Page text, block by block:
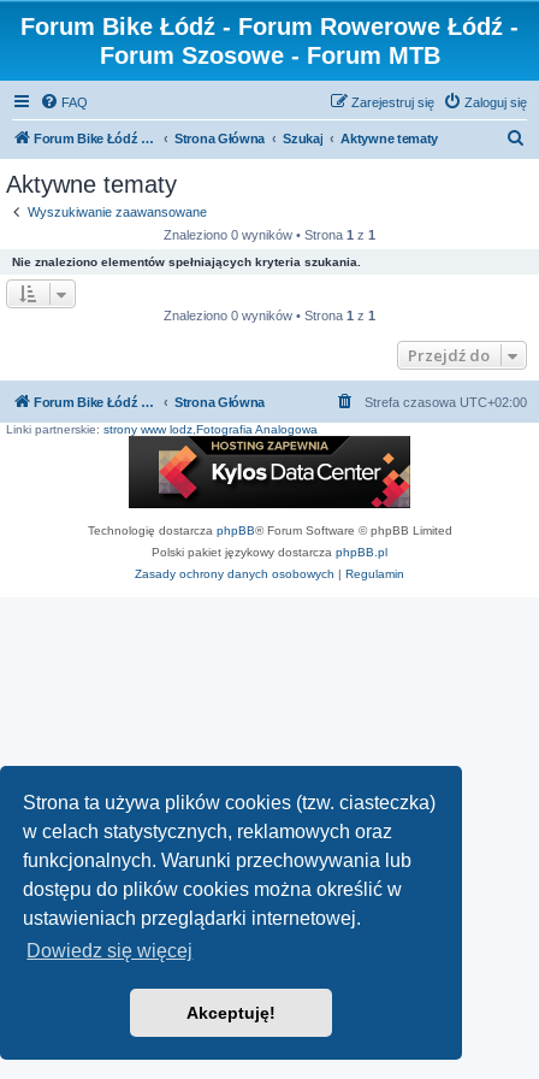
Strona ta używa plików cookies (tzw. ciasteczka)
w celach statystycznych, reklamowych oraz
funkcjonalnych. Warunki przechowywania lub
dostępu do plików cookies można określić w
ustawieniach przeglądarki internetowej.
Dowiedz się więcej
Akceptuję!
Forum Bike Łódź - Forum Rowerowe Łódź -
Forum Szosowe - Forum MTB
FAQ Zaloguj się
Zarejestruj się
Forum Bike Łódź - Forum Rowerowe Łódź - Forum Szosowe - Forum MTB Strona Główna Szukaj Aktywne tematy
Aktywne tematy
Wyszukiwanie zaawansowane
Znaleziono 0 wyników • Strona 1 z 1
Nie znaleziono elementów spełniających kryteria szukania.
Znaleziono 0 wyników • Strona 1 z 1
Przejdź do
Forum Bike Łódź - Forum Rowerowe Łódź - Forum Szosowe - Forum MTB Strona Główna Strefa czasowa UTC+02:00
Linki partnerskie: strony www lodz Fotografia Analogowa
Technologię dostarcza phpBB® Forum Software © phpBB Limited
Polski pakiet językowy dostarcza phpBB.pl
Zasady ochrony danych osobowych | Regulamin